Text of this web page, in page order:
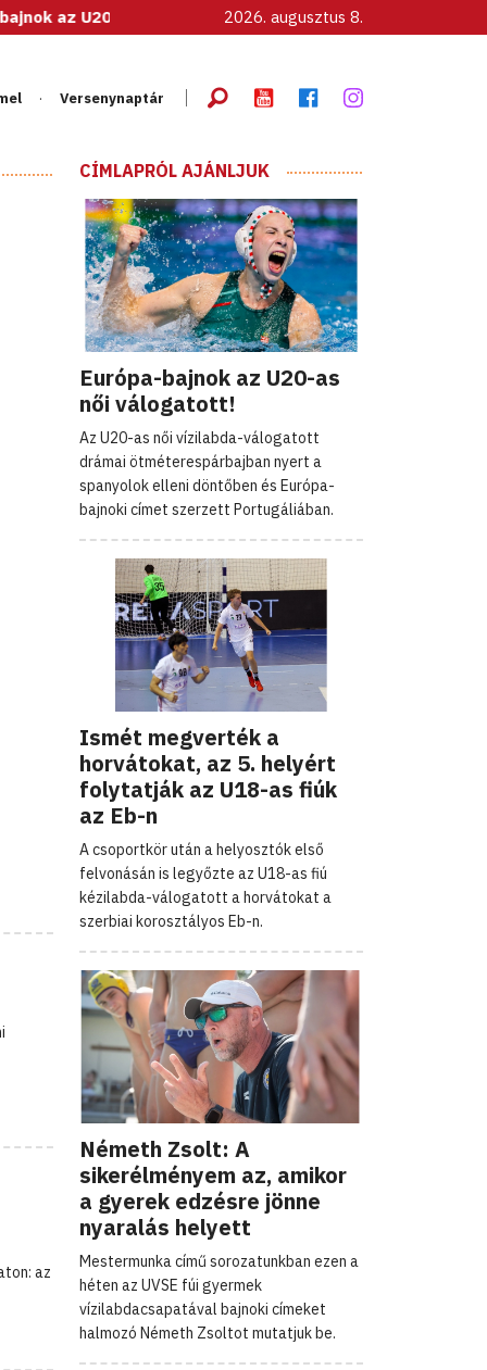
női válogatott! 2026. augusztus 8.
Versenynaptár
az
CÍMLAPRÓL AJÁNLJUK
Európa-bajnok az U20-as
női válogatott!
Az U20-as női vízilabda-válogatott
drámai ötméterespárbajban nyert a
spanyolok elleni döntőben és Európa-
bajnoki címet szerzett Portugáliában.
Ismét megverték a
horvátokat, az 5. helyért
folytatják az U18-as fiúk
az Eb-n
A csoportkör után a helyosztók első
felvonásán is legyőzte az U18-as fiú
kézilabda-válogatott a horvátokat a
szerbiai korosztályos Eb-n.
Németh Zsolt: A
sikerélményem az, amikor
a gyerek edzésre jönne
nyaralás helyett
Mestermunka című sorozatunkban ezen a
héten az UVSE fúi gyermek
vízilabdacsapatával bajnoki címeket
halmozó Németh Zsoltot mutatjuk be.